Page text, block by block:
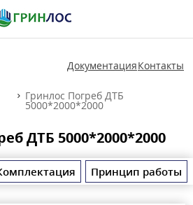
ДокументацияКонтакты
Гринлос Погреб ДТБ
5000*2000*2000
ДТБ 5000*2000*2000
Принцип работы